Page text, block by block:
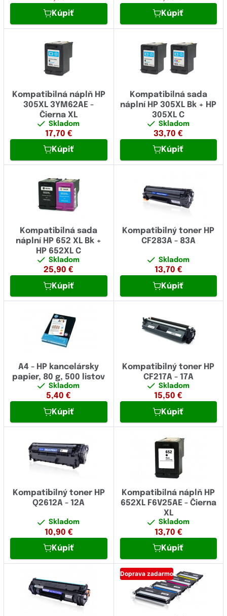
Toshiba
Triumph-Adler
Utax
Zebra
QUIETJETKúpiť
Kúpiť
Kompatibilná náplň HP
305XL 3YM62AE -
Čierna XL
Skladom
17,70 €
Kúpiť
Kompatibilná sada
náplní HP 305XL Bk + HP
305XL C
Skladom
33,70 €
Kúpiť
Kompatibilná sada
náplní HP 652 XL Bk +
HP 652XL C
Skladom
25,90 €
Kúpiť
Kompatibilný toner HP
CF283A - 83A
Skladom
13,70 €
Kúpiť
A4 - HP kancelársky
papier, 80 g, 500 listov
Skladom
5,40 €
Kúpiť
Kompatibilný toner HP
CF217A - 17A
Skladom
15,50 €
Kúpiť
Kompatibilný toner HP
Q2612A - 12A
Skladom
10,90 €
Kúpiť
Kompatibilná náplň HP
652XL F6V25AE - Čierna
XL
Skladom
13,70 €
Kúpiť
Doprava zadarmo